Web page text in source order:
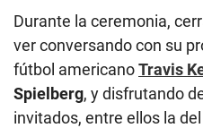
Durante la ceremonia,
ver conversando con su
fútbol americanoTravis
Spielberg, y disfrutando
invitados, entre ellos la